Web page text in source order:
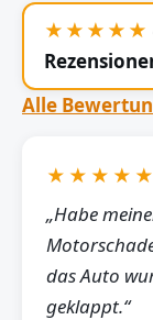
★★★★★
Alle
★★★★★
„Habe
das Auto
geklappt.“